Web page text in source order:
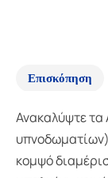
Επισκόπηση
Ανακαλύψτε
κομψό